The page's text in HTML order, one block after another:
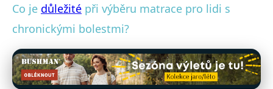
Co je důležité při výběru matrace pro lidi s
chronickými bolestmi?